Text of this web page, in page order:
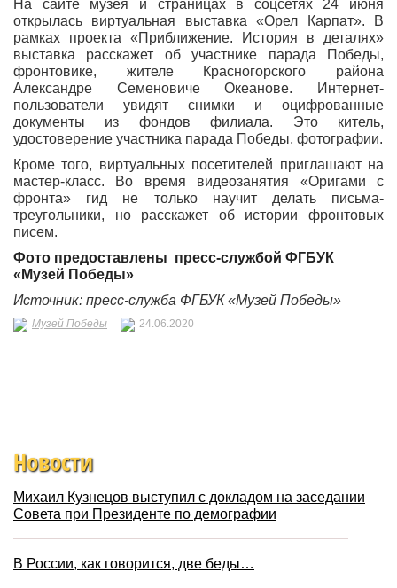
На сайте музея и страницах в соцсетях 24 июня
открылась виртуальная выставка «Орел Карпат». В
рамках проекта «Приближение. История в деталях»
выставка расскажет об участнике парада Победы,
фронтовике, жителе Красногорского района
Александре Семеновиче Океанове. Интернет-
пользователи увидят снимки и оцифрованные
документы из фондов филиала. Это китель,
удостоверение участника парада Победы, фотографии.
Кроме того, виртуальных посетителей приглашают на
мастер-класс. Во время видеозанятия «Оригами с
фронта» гид не только научит делать письма-
треугольники, но расскажет об истории фронтовых
писем.
Фото предоставлены пресс-службой ФГБУК
«Музей Победы»
Источник: пресс-служба ФГБУК «Музей Победы»
Музей Победы 24.06.2020
Новости
Михаил Кузнецов выступил с докладом на заседании
Совета при Президенте по демографии
В России, как говорится, две беды…